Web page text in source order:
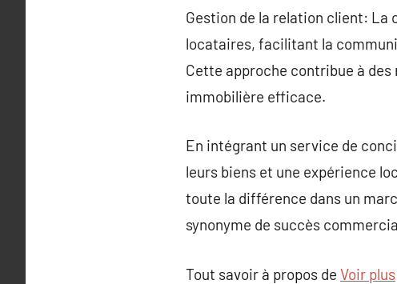
Gestion de la relation client:
locataires, facilitant la
Cette approche contribue à
immobilière efficace.
En intégrant un service de
leurs biens et une expérience
toute la différence dans un
synonyme de succès
Tout savoir à propos de Voir plus